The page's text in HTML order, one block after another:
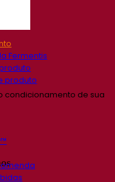
Fermentis
produto
condicionamento de sua